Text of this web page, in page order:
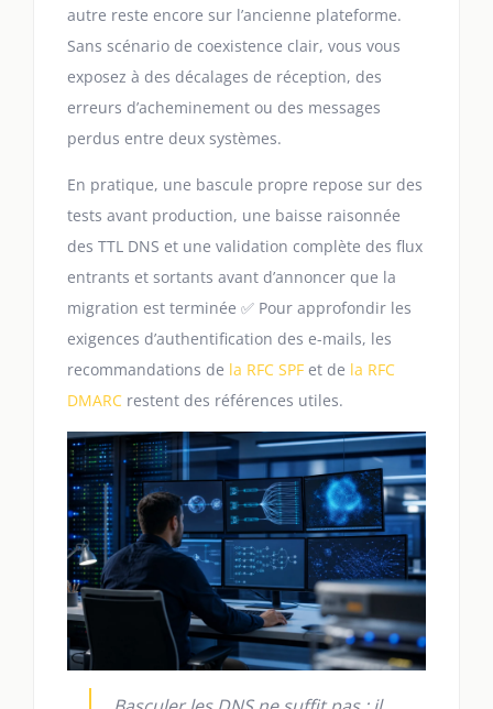
autre reste encore sur l’ancienne plateforme.
Sans scénario de coexistence clair, vous vous
exposez à des décalages de réception, des
erreurs d’acheminement ou des messages
perdus entre deux systèmes.
En pratique, une bascule propre repose sur des
tests avant production, une baisse raisonnée
des TTL DNS et une validation complète des flux
entrants et sortants avant d’annoncer que la
migration est terminée ✅ Pour approfondir les
exigences d’authentification des e-mails, les
recommandations de la RFC SPF et de la RFC
DMARC restent des références utiles.